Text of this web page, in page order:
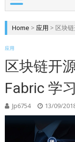
Home > 应用 > 区块
应用
区块链开
Fabric 学
Jp6754 13/09/